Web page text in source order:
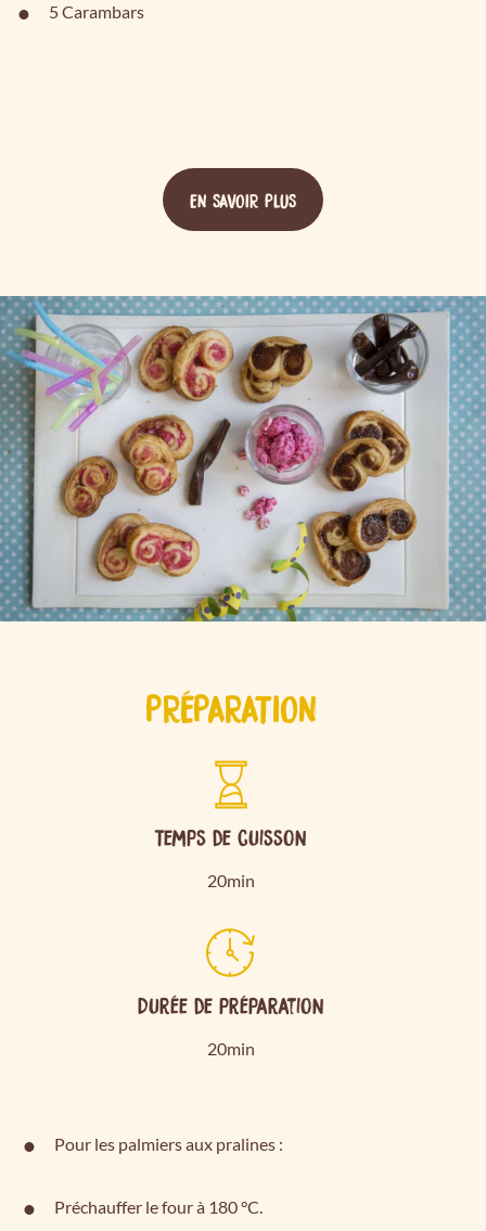
EN SAVOIR PLUS
5 Carambars
PRÉPARATION
Temps de cuisson
20min
Durée de préparation
20min
Pour les palmiers aux pralines :
Préchauffer le four à 180 °C.